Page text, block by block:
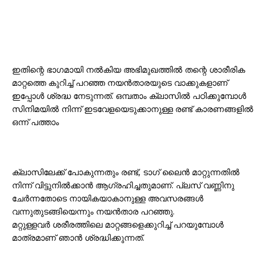
ഇതിന്റെ ഭാഗമായി നൽകിയ അഭിമുഖത്തിൽ തന്റെ ശാരീരിക
മാറ്റത്തെ കുറിച്ച് പറഞ്ഞ നയൻതാരയുടെ വാക്കുകളാണ്
ഇപ്പോൾ ശ്രദ്ധ നേടുന്നത്. ഒമ്പതാം ക്ലാസിൽ പഠിക്കുമ്പോൾ
സിനിമയിൽ നിന്ന് ഇടവേളയെടുക്കാനുള്ള രണ്ട് കാരണങ്ങളിൽ
ഒന്ന് പത്താം
ക്ലാസിലേക്ക് പോകുന്നതും രണ്ട്, ടാഗ് ലൈൻ മാറ്റുന്നതിൽ
നിന്ന് വിട്ടുനിൽക്കാൻ ആഗ്രഹിച്ചതുമാണ്. പ്ലസ് വണ്ണിനു
ചേർന്നതോടെ നായികയാകാനുള്ള അവസരങ്ങൾ
വന്നുതുടങ്ങിയെന്നും നയൻതാര പറഞ്ഞു.
മറ്റുള്ളവർ ശരീരത്തിലെ മാറ്റങ്ങളെക്കുറിച്ച് പറയുമ്പോൾ
മാത്രമാണ് ഞാൻ ശ്രദ്ധിക്കുന്നത്.